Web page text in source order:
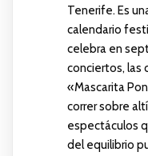
Tenerife. Es
calendario
celebra en
conciertos, las
«Mascarita
correr sobre
espectáculos
del equilibrio